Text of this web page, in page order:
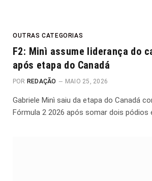
OUTRAS CATEGORIAS
F2: Minì assume liderança do
após etapa do Canadá
POR REDAÇÃO MAIO 25, 2026
Gabriele Minì saiu da etapa do Canadá
Fórmula 2 2026 após somar dois pódios